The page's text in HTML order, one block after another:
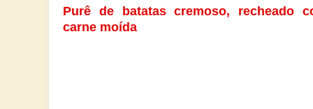
Purê de batatas cremoso, recheado
carne moída